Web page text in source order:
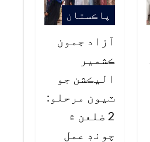
پاڪستان
آزاد جمون
ڪشمير
اليڪشن جو
ٽيون مرحلو:
2 ضلعن ۾
چونڊ عمل